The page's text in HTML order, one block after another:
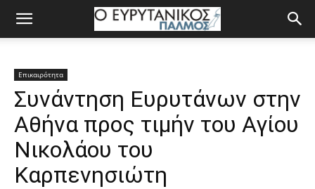
Επικαιρότητα
Συνάντηση Ευρυτάνων στην
Αθήνα προς τιμήν του Αγίου
Νικολάου του
Καρπενησιώτη